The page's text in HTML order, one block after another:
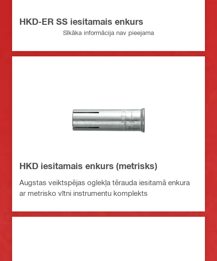
HKD-ER SS iesitamais enkurs
Sīkāka informācija nav pieejama
HKD iesitamais enkurs (metrisks)
Augstas veiktspējas oglekļa tērauda iesitamā enkura
ar metrisko vītni instrumentu komplekts